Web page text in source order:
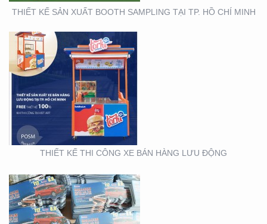
THIẾT KẾ SẢN XUẤT BOOTH SAMPLING TẠI TP. HỒ CHÍ MINH
THIẾT KẾ THI CÔNG XE BÁN HÀNG LƯU ĐỘNG
THIẾT KẾ SẢN XUẤT TỜ
RƠI TOYOTA
THIẾT KẾ SẢN XUẤT